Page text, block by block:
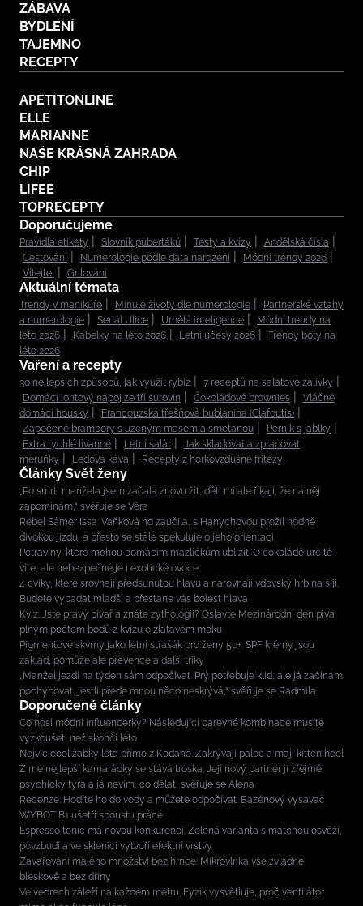
ZÁBAVA
BYDLENÍ
TAJEMNO
RECEPTY
APETITONLINE
ELLE
MARIANNE
NAŠE KRÁSNÁ ZAHRADA
CHIP
LIFEE
TOPRECEPTY
Doporučujeme
Pravidla etikety Slovník puberťáků Testy a kvízy
Andělská čísla
Cestování
Numerologie podle data narození
Módní trendy 2026
Vítejte!
Grilování
Aktuální témata
Trendy v manikúře Minulé životy dle numerologie
Partnerské vztahy
a numerologie
Seriál Ulice Umělá inteligence
Módní trendy na
léto 2026
Kabelky na léto 2026 Letní účesy 2026
Trendy boty na
léto 2026
Vaření a recepty
30 nejlepších způsobů, jak využít rybíz
7 receptů na salátové zálivky
Domácí iontový nápoj ze tří surovin
Čokoládové brownies
Vláčné
domácí housky
Francouzská třešňová bublanina (Clafoutis)
Zapečené brambory s uzeným masem a smetanou
Perník s jablky
Extra rychlé lívance
Letní salát
Jak skladovat a zpracovat
meruňky
Ledová káva Recepty z horkovzdušné fritézy
Články Svět ženy
„Po smrti manžela jsem začala znovu žít, děti mi ale říkají, že na něj
zapomínám,“ svěřuje se Věra
Rebel Sámer Issa: Vaňková ho zaučila, s Hanychovou prožil hodně
divokou jízdu, a přesto se stále spekuluje o jeho orientaci
Potraviny, které mohou domácím mazlíčkům ublížit: O čokoládě určitě
víte, ale nebezpečné je i exotické ovoce
4 cviky, které srovnají předsunutou hlavu a narovnají vdovský hrb na šíji.
Budete vypadat mladší a přestane vás bolest hlava
Kvíz: Jste pravý pivař a znáte zythologii? Oslavte Mezinárodní den piva
plným počtem bodů z kvízu o zlatavém moku
Pigmentové skvrny jako letní strašák pro ženy 50+: SPF krémy jsou
základ, pomůže ale prevence a další triky
„Manžel jezdí na týden sám odpočívat. Prý potřebuje klid, ale já začínám
pochybovat, jestli přede mnou něco neskrývá,“ svěřuje se Radmila
Doporučené články
Co nosí módní influencerky? Následující barevné kombinace musíte
vyzkoušet, než skončí léto
Nejvíc cool žabky léta přímo z Kodaně. Zakrývají palec a mají kitten heel
Z mé nejlepší kamarádky se stává troska. Její nový partner ji zřejmě
psychicky týrá a já nevím, co dělat, svěřuje se Alena
Recenze: Hodíte ho do vody a můžete odpočívat. Bazénový vysavač
WYBOT B1 ušetří spoustu práce
Espresso tonic má novou konkurenci. Zelená varianta s matchou osvěží,
povzbudí a ve sklenici vytvoří efektní vrstvy
Zavařování malého množství bez hrnce: Mikrovlnka vše zvládne
bleskově a bez dřiny
Ve vedrech záleží na každém metru. Fyzik vysvětluje, proč ventilátor